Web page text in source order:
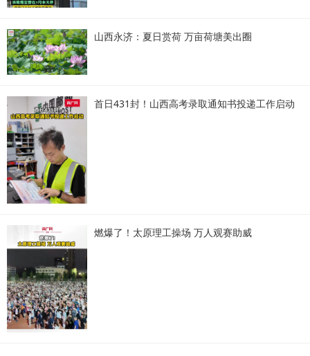
山西永济：夏日赏荷 万亩荷塘美出圈
首日431封！山西高考录取通知书投递工作启动
燃爆了！太原理工操场 万人观赛助威